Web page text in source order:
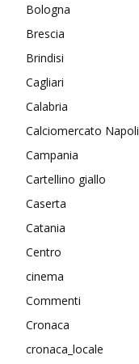
Bologna
Brescia
Brindisi
Cagliari
Calabria
Calciomercato Napoli
Campania
Cartellino giallo
Caserta
Catania
Centro
cinema
Commenti
Cronaca
cronaca_locale